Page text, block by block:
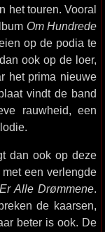
het touren. Vooral
Om Hundrede
op de podia te
ook op de loer,
het prima nieuwe
vindt de band
rauwheid, een
dan ook op deze
een verlengde
Alle Drømmene.
de kaarsen,
beter is ook. De